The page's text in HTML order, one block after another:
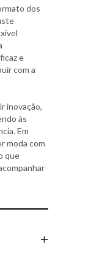
dos
e
com a
inovação,
às
Em
moda com
que